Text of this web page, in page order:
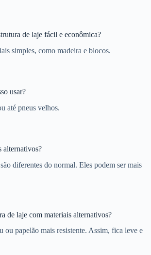
de laje fácil e econômica?
simples, como madeira e blocos.
usar?
até pneus velhos.
alternativos?
diferentes do normal. Eles podem ser mais
de laje com materiais alternativos?
ou papelão mais resistente. Assim, fica leve e